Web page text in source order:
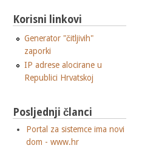
Korisni linkovi
Generator "čitljivih"
zaporki
IP adrese alocirane u
Republici Hrvatskoj
Posljednji članci
Portal za sistemce ima novi
dom - www.hr